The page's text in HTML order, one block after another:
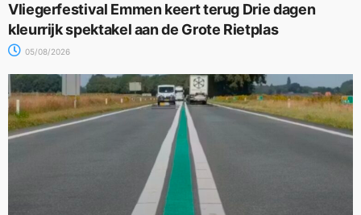
Vliegerfestival Emmen keert terug Drie dagen
kleurrijk spektakel aan de Grote Rietplas
05/08/2026